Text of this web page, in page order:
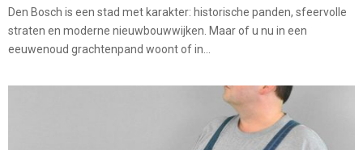
Den Bosch is een stad met karakter: historische panden, sfeervolle
straten en moderne nieuwbouwwijken. Maar of u nu in een
eeuwenoud grachtenpand woont of in...